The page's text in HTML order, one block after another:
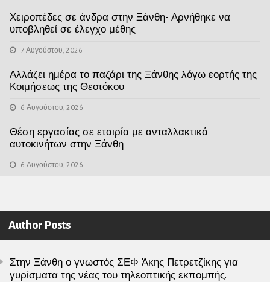
Χειροπέδες σε άνδρα στην Ξάνθη- Αρνήθηκε να
υποβληθεί σε έλεγχο μέθης
7 Αυγούστου, 2026
Αλλάζει ημέρα το παζάρι της Ξάνθης λόγω εορτής της
Κοιμήσεως της Θεοτόκου
6 Αυγούστου, 2026
Θέση εργασίας σε εταιρία με ανταλλακτικά
αυτοκινήτων στην Ξάνθη
6 Αυγούστου, 2026
Author Posts
Στην Ξάνθη ο γνωστός ΣΕΦ Άκης Πετρετζίκης για
γυρίσματα της νέας του τηλεοπτικής εκπομπής.